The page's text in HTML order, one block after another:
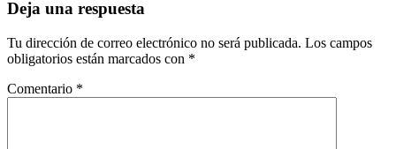
Deja una respuesta
Tu dirección de correo electrónico no será publicada. Los campos
obligatorios están marcados con *
Comentario *